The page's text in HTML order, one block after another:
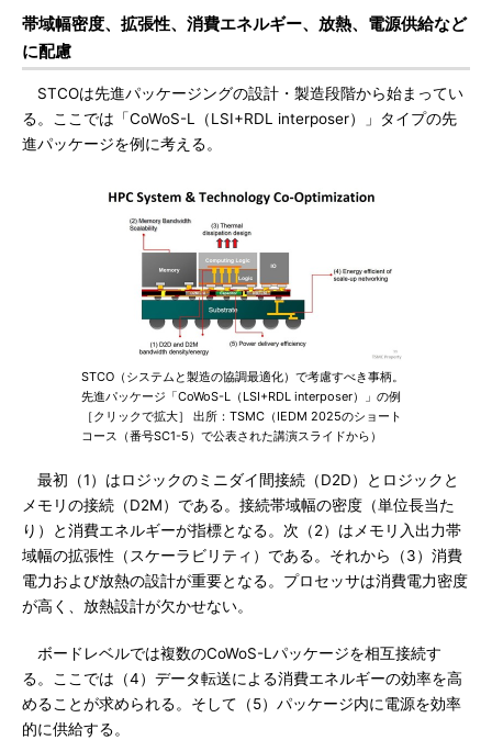
帯域幅密度、拡張性、消費エネルギー、放熱、電源供給など
に配慮
STCOは先進パッケージングの設計・製造段階から始まってい
る。ここでは「CoWoS-L（LSI+RDL interposer）」タイプの先
進パッケージを例に考える。
STCO（システムと製造の協調最適化）で考慮すべき事柄。
先進パッケージ「CoWoS-L（LSI+RDL interposer）」の例
［クリックで拡大］ 出所：TSMC（IEDM 2025のショート
コース（番号SC1-5）で公表された講演スライドから）
最初（1）はロジックのミニダイ間接続（D2D）とロジックと
メモリの接続（D2M）である。接続帯域幅の密度（単位長当た
り）と消費エネルギーが指標となる。次（2）はメモリ入出力帯
域幅の拡張性（スケーラビリティ）である。それから（3）消費
電力および放熱の設計が重要となる。プロセッサは消費電力密度
が高く、放熱設計が欠かせない。
ボードレベルでは複数のCoWoS-Lパッケージを相互接続す
る。ここでは（4）データ転送による消費エネルギーの効率を高
めることが求められる。そして（5）パッケージ内に電源を効率
的に供給する。